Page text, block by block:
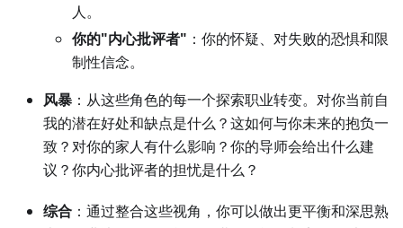
人。
你的"内心批评者" ：你的怀疑、对失败的恐惧和限
制性信念。
风暴 ：从这些角色的每一个探索职业转变。对你当前自
我的潜在好处和缺点是什么？这如何与你未来的抱负一
致？对你的家人有什么影响？你的导师会给出什么建
议？你内心批评者的担忧是什么？
综合 ：通过整合这些视角，你可以做出更平衡和深思熟